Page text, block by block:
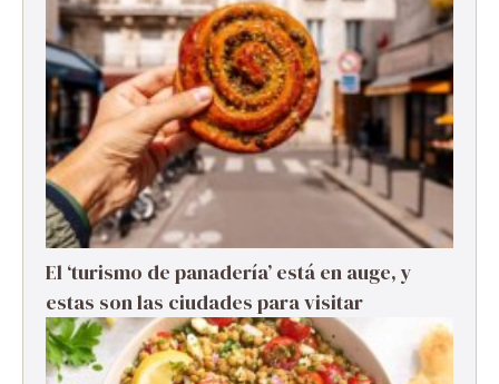
El ‘turismo de panadería’ está en auge, y
estas son las ciudades para visitar